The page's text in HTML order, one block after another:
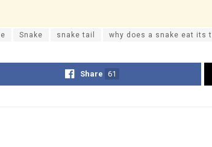
Snake snake tail why does a snake eat its
Share 61